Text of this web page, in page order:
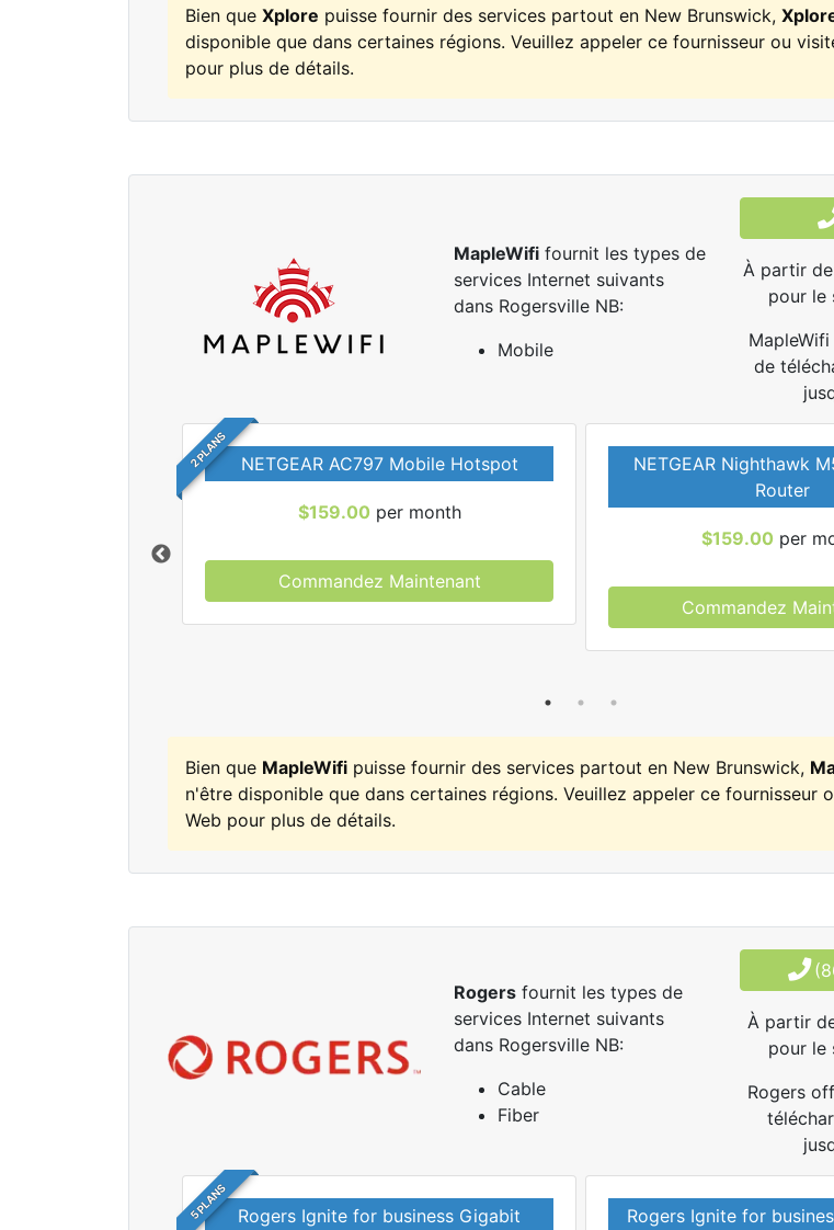
Bien que Xplore puisse fournir des services partout en New Brunswick,
disponible que dans certaines régions. Veuillez appeler ce fournisseur ou
pour plus de détails.
MapleWififournit les types de
services Internet suivants
dans Rogersville NB:
Mobile
À partir
pour le
de
2 PLANS NETGEAR AC797 Mobile Hotspot
$159.00 per month
Commandez Maintenant
NETGEAR Nighthawk
Router
$159.00 per
Commandez
Bien que MapleWifi puisse fournir des services partout en New Brunswick,
n'être disponible que dans certaines régions. Veuillez appeler ce fournisseur
Web pour plus de détails.
Rogersfournit les types de
services Internet suivants
dans Rogersville NB:
Cable
Fiber
À partir
pour le
Rogers
5 PLANS Rogers Ignite for business Gigabit Rogers Ignite for